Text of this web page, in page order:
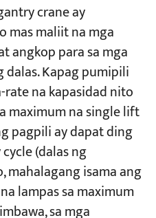
crane ay
mas maliit na mga
angkop para sa mga
dalas. Kapag pumipili
na kapasidad nito
maximum na single lift
pagpili ay dapat ding
(dalas ng
mahalagang isama ang
lampas sa maximum
sa mga